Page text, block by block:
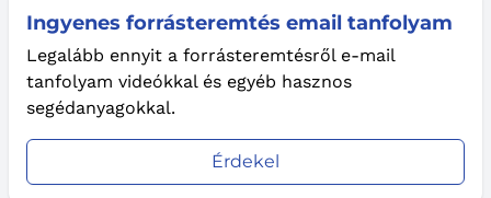
Ingyenes forrásteremtés email tanfolyam
Legalább ennyit a forrásteremtésről e-mail
tanfolyam videókkal és egyéb hasznos
segédanyagokkal.
Érdekel